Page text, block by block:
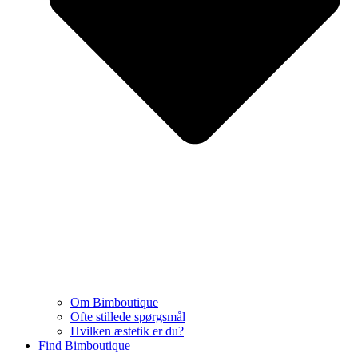
Om Bimboutique
Ofte stillede spørgsmål
Hvilken æstetik er du?
Find Bimboutique